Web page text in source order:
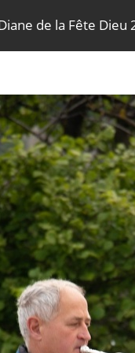
de la Fête Dieu